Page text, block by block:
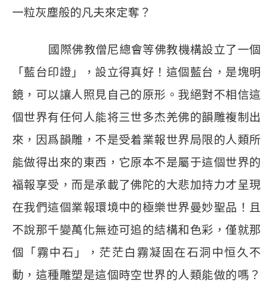
一粒灰塵般的凡夫來定奪？
國際佛教僧尼總會等佛教機構設立了一個
「藍台印證」，設立得真好！這個藍台，是塊明
鏡，可以讓人照見自己的原形。我絕對不相信這
個世界有任何人能将三世多杰羌佛的韻雕複制出
來，因爲韻雕，不是受着業報世界局限的人類所
能做得出來的東西，它原本不是屬于這個世界的
福報享受，而是承載了佛陀的大悲加持力才呈現
在我們這個業報環境中的極樂世界曼妙聖品！且
不說那千變萬化無迹可追的結構和色彩，僅就那
個「霧中石」，茫茫白霧凝固在石洞中恒久不
動，這種雕塑是這個時空世界的人類能做的嗎？